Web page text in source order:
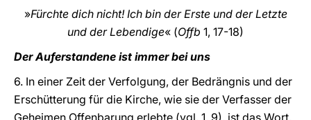
»Fürchte dich nicht! Ich bin der Erste und der Letzte
und der Lebendige« (Offb 1, 17-18)
Der Auferstandene ist immer bei uns
6. In einer Zeit der Verfolgung, der Bedrängnis und der
Erschütterung für die Kirche, wie sie der Verfasser der
Geheimen Offenbarung erlebte (vgl. 1, 9), ist das Wort,